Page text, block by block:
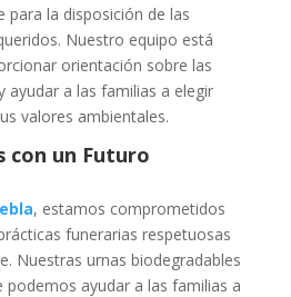
para la disposición de las
Nuestro equipo está
orientación sobre las
ayudar a las familias a elegir
valores ambientales.
con un Futuro
, estamos comprometidos
funerarias respetuosas
Nuestras urnas biodegradables
ayudar a las familias a